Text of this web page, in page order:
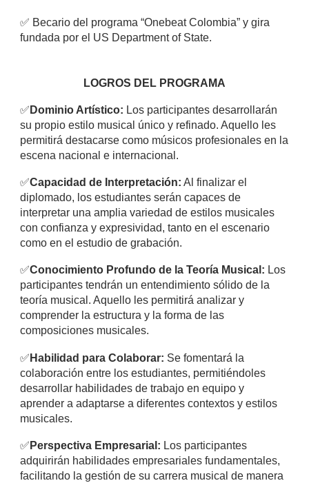
✅ Becario del programa “Onebeat Colombia” y gira
fundada por el US Department of State.
LOGROS DEL PROGRAMA
✅ Dominio Artístico: Los participantes desarrollarán
su propio estilo musical único y refinado. Aquello les
permitirá destacarse como músicos profesionales en la
escena nacional e internacional.
✅Capacidad de Interpretación: Al finalizar el
diplomado, los estudiantes serán capaces de
interpretar una amplia variedad de estilos musicales
con confianza y expresividad, tanto en el escenario
como en el estudio de grabación.
✅Conocimiento Profundo de la Teoría Musical: Los
participantes tendrán un entendimiento sólido de la
teoría musical. Aquello les permitirá analizar y
comprender la estructura y la forma de las
composiciones musicales.
✅ Habilidad para Colaborar: Se fomentará la
colaboración entre los estudiantes, permitiéndoles
desarrollar habilidades de trabajo en equipo y
aprender a adaptarse a diferentes contextos y estilos
musicales.
✅ Perspectiva Empresarial: Los participantes
adquirirán habilidades empresariales fundamentales,
facilitando la gestión de su carrera musical de manera